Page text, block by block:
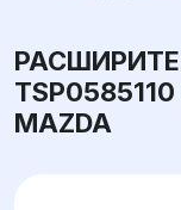
MAZDA